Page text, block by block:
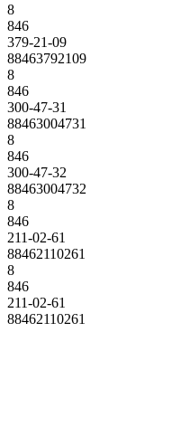
8
846
379-21-09
88463792109
8
846
300-47-31
88463004731
8
846
300-47-32
88463004732
8
846
211-02-61
88462110261
8
846
211-02-61
88462110261